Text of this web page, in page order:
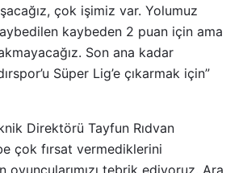
çok işimiz var. Yolumuz
kaybeden 2 puan için ama
Son ana kadar
Süper Lig’e çıkarmak için”
Direktörü Tayfun Rıdvan
çok fırsat vermediklerini